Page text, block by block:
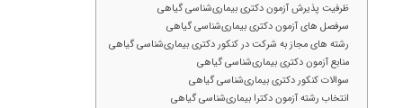
ظرفیت پذیرش آزمون دکتری بیماری‌شناسی گیاهی
سرفصل های آزمون دکتری بیماری‌شناسی گیاهی
رشته های مجاز به شرکت در کنکور دکتری بیماری‌شناسی گیاهی
منابع آزمون دکتری بیماری‌شناسی گیاهی
سوالات کنکور دکتری بیماری‌شناسی گیاهی
انتخاب رشته آزمون دکترا بیماری‌شناسی گیاهی